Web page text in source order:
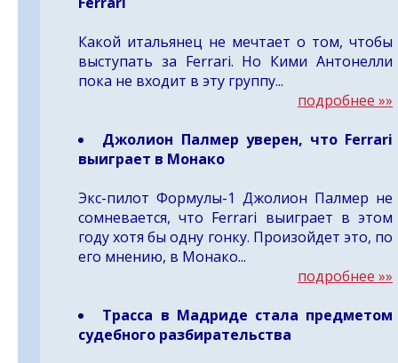
Какой итальянец не мечтает о том, чтобы
выступать за Ferrari. Но Кими Антонелли
пока не входит в эту группу...
подробнее »»
Джолион Палмер уверен, что Ferrari
выиграет в Монако
Экс-пилот Формулы-1 Джолион Палмер не
сомневается, что Ferrari выиграет в этом
году хотя бы одну гонку. Произойдет это, по
его мнению, в Монако...
подробнее »»
Трасса в Мадриде стала предметом
судебного разбирательства